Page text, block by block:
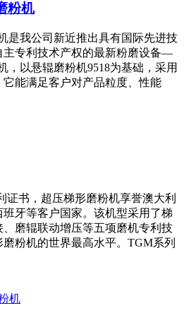
粉机
是我公司新近推出具有国际先进技
主专利技术产权的最新粉磨设备—
，以悬辊磨粉机9518为基础，采用
能满足客户对产品粒度、性能
证书，超压梯形磨粉机享誉澳大利
牙等客户国家。该机型采用了梯
磨辊联动增压等五项磨机专利技
粉机的世界最高水平。TGM系列